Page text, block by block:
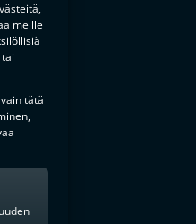
meille
tätä